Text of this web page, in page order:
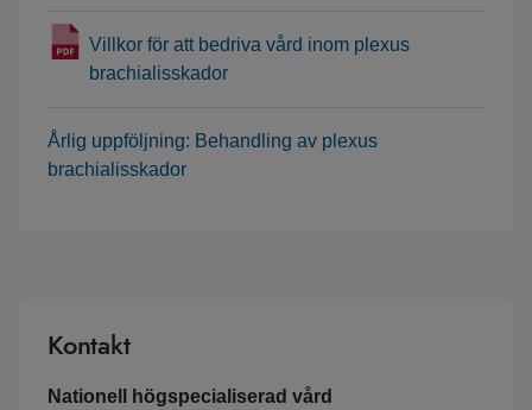
Villkor för att bedriva vård inom plexus
brachialisskador
Årlig uppföljning: Behandling av plexus
brachialisskador
Kontakt
Nationell högspecialiserad vård